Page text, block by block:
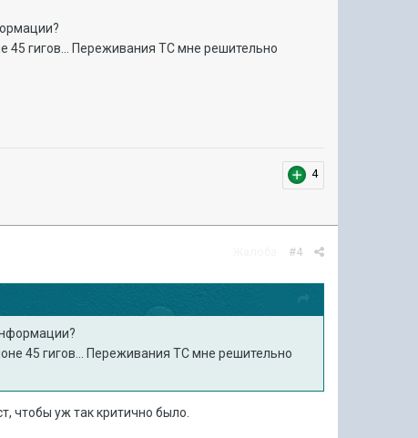
45 гигов... Переживания ТС мне решительно
4
#4
45 гигов... Переживания ТС мне решительно
чтобы уж так критично было.